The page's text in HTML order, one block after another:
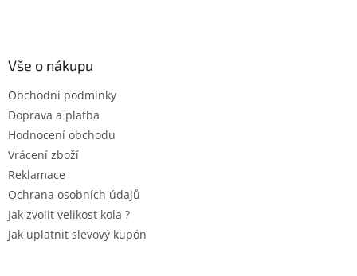
Vše o nákupu
Obchodní podmínky
Doprava a platba
Hodnocení obchodu
Vrácení zboží
Reklamace
Ochrana osobních údajů
Jak zvolit velikost kola ?
Jak uplatnit slevový kupón